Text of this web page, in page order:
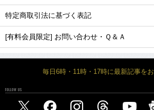
特定商取引法に基づく表記
[有料会員限定] お問い合わせ・Ｑ＆Ａ
毎日6時・11時・17時に最新記事を
FOLLOW US